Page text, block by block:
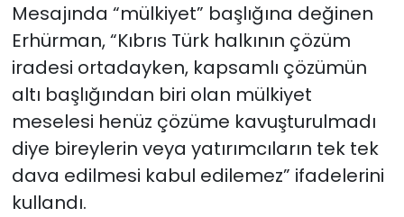
Mesajında “mülkiyet” başlığına değinen
Erhürman, “Kıbrıs Türk halkının çözüm
iradesi ortadayken, kapsamlı çözümün
altı başlığından biri olan mülkiyet
meselesi henüz çözüme kavuşturulmadı
diye bireylerin veya yatırımcıların tek tek
dava edilmesi kabul edilemez” ifadelerini
kullandı.